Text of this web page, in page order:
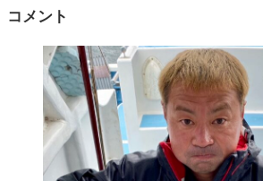
コメント